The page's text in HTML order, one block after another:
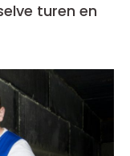
turen en